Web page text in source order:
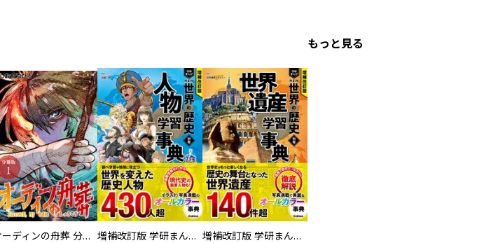
もっと見る
オーディンの舟葬 分冊版 増補改訂版 学研まんが NEW世界の歴史 別巻 人物学習事典 増補改訂版 学研まんが NEW世界の歴史 別巻 世界遺産学習事典